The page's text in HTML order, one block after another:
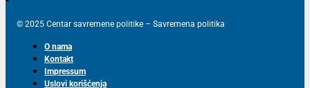
© 2025 Centar savremene politike – Savremena politika
O nama
Kontakt
Impressum
Uslovi korišćenja